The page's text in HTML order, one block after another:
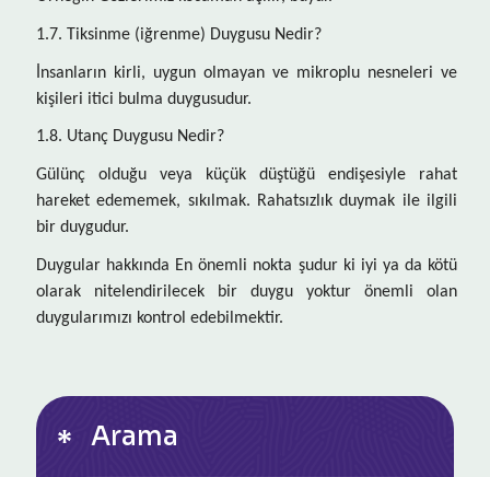
1.7. Tiksinme (iğrenme) Duygusu Nedir?
İnsanların kirli, uygun olmayan ve mikroplu nesneleri ve
kişileri itici bulma duygusudur.
1.8. Utanç Duygusu Nedir?
Gülünç olduğu veya küçük düştüğü endişesiyle rahat
hareket edememek, sıkılmak. Rahatsızlık duymak ile ilgili
bir duygudur.
Duygular hakkında En önemli nokta şudur ki iyi ya da kötü
olarak nitelendirilecek bir duygu yoktur önemli olan
duygularımızı kontrol edebilmektir.
Arama